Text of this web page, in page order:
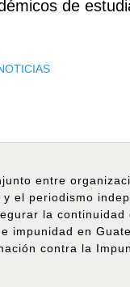
de
entre
el periodismo
la continuidad
impunidad en
contra la